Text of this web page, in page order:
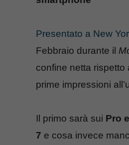
Presentato a New
Febbraio durante il
confine netta rispetto
prime impressioni
Il primo sarà sui Pro
7 e cosa invece